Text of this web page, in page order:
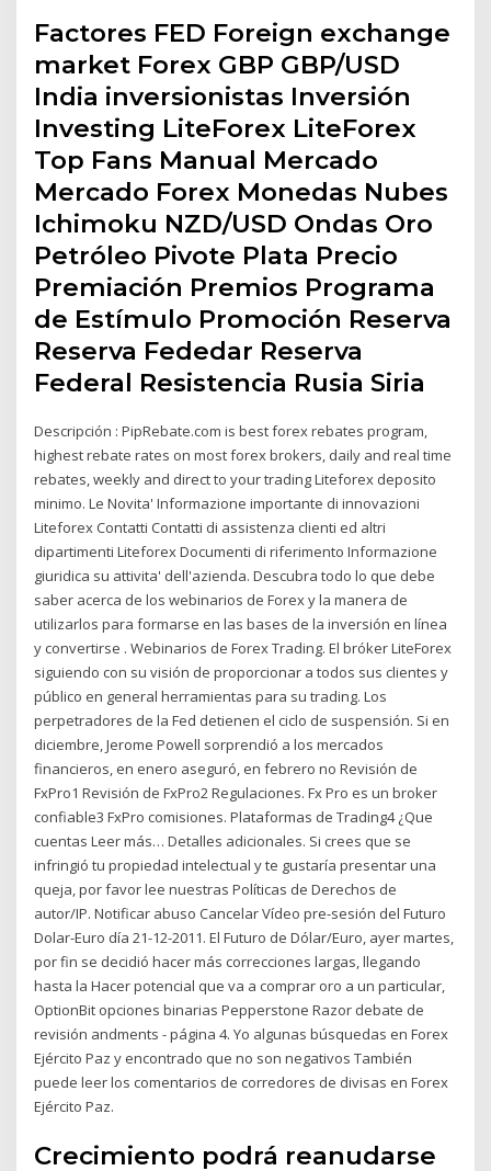
Factores FED Foreign exchange
market Forex GBP GBP/USD
India inversionistas Inversión
Investing LiteForex LiteForex
Top Fans Manual Mercado
Mercado Forex Monedas Nubes
Ichimoku NZD/USD Ondas Oro
Petróleo Pivote Plata Precio
Premiación Premios Programa
de Estímulo Promoción Reserva
Reserva Fededar Reserva
Federal Resistencia Rusia Siria
Descripción : PipRebate.com is best forex rebates program,
highest rebate rates on most forex brokers, daily and real time
rebates, weekly and direct to your trading Liteforex deposito
minimo. Le Novita' Informazione importante di innovazioni
Liteforex Contatti Contatti di assistenza clienti ed altri
dipartimenti Liteforex Documenti di riferimento Informazione
giuridica su attivita' dell'azienda. Descubra todo lo que debe
saber acerca de los webinarios de Forex y la manera de
utilizarlos para formarse en las bases de la inversión en línea
y convertirse . Webinarios de Forex Trading. El bróker LiteForex
siguiendo con su visión de proporcionar a todos sus clientes y
público en general herramientas para su trading. Los
perpetradores de la Fed detienen el ciclo de suspensión. Si en
diciembre, Jerome Powell sorprendió a los mercados
financieros, en enero aseguró, en febrero no Revisión de
FxPro1 Revisión de FxPro2 Regulaciones. Fx Pro es un broker
confiable3 FxPro comisiones. Plataformas de Trading4 ¿Que
cuentas Leer más… Detalles adicionales. Si crees que se
infringió tu propiedad intelectual y te gustaría presentar una
queja, por favor lee nuestras Políticas de Derechos de
autor/IP. Notificar abuso Cancelar Vídeo pre-sesión del Futuro
Dolar-Euro día 21-12-2011. El Futuro de Dólar/Euro, ayer martes,
por fin se decidió hacer más correcciones largas, llegando
hasta la Hacer potencial que va a comprar oro a un particular,
OptionBit opciones binarias Pepperstone Razor debate de
revisión andments - página 4. Yo algunas búsquedas en Forex
Ejército Paz y encontrado que no son negativos También
puede leer los comentarios de corredores de divisas en Forex
Ejército Paz.
Crecimiento podrá reanudarse